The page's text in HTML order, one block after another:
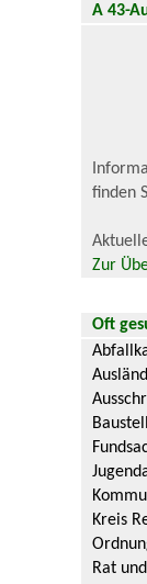
A 43-
finden
Zur
Oft
Kreis
Rat